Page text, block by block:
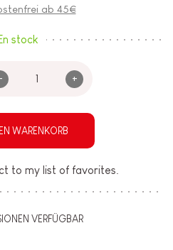
ab 45€
En stock
+
WARENKORB
to my list of favorites.
VERFÜGBAR